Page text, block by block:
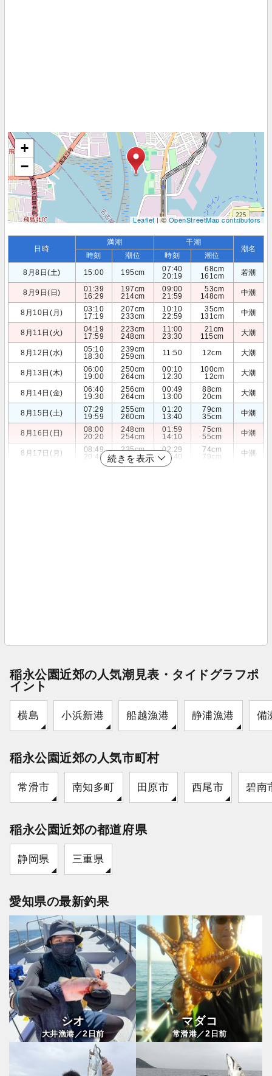
+
−
Leaflet| © OpenStreetMap contributors
日時
満潮 干潮
潮名
時刻 潮位 時刻
潮位
8月8日(土)
15:00 195cm
07:40
20:19
68cm
161cm
若潮
8月9日(日)
01:39
16:29
197cm
214cm
09:00
21:59
53cm
148cm
中潮
8月10日(月)
03:10
17:19
207cm
233cm
10:10
22:59
35cm
131cm
中潮
8月11日(火)
04:19
17:59
223cm
248cm
11:00
23:30
21cm
115cm
大潮
8月12日(水)
05:10
18:30
239cm
259cm
11:50 12cm 大潮
8月13日(木)
06:00
19:00
250cm
264cm
00:10
12:30
100cm
12cm
大潮
8月14日(金)
06:40
19:30
256cm
264cm
00:49
13:00
88cm
20cm
大潮
8月15日(土)
07:29
19:59
255cm
260cm
01:20
13:40
79cm
35cm
中潮
8月16日(日)
08:00
20:20
248cm
254cm
01:59
14:10
75cm
55cm
中潮
8月17日(月)
08:49
20:40
235cm
244cm
02:29
14:40
74cm
79cm
中潮
続きを表示
稲永公園近郊の人気潮見表・タイドグラフポ
イント
横島 小浜新港 船越漁港 静浦漁港 備
稲永公園近郊の人気市町村
常滑市 南知多町 田原市 西尾市 碧南
稲永公園近郊の都道府県
静岡県 三重県
愛知県の最新釣果
シオ
大井漁港／2 日前
マダコ
常滑港／2 日前